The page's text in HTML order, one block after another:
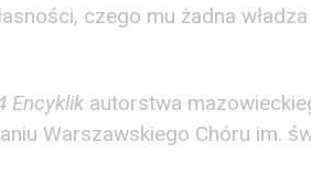
czego mu żadna
Encyklik autorstwa
Warszawskiego Chóru im.